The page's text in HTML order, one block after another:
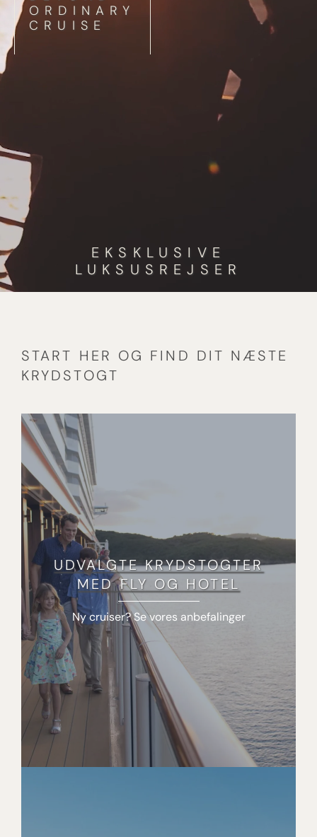
ORDINARY
CRUISE
EKSKLUSIVE
LUKSUSREJSER
START HER OG FIND DIT NÆSTE
KRYDSTOGT
UDVALGTE KRYDSTOGTER
MED FLY OG HOTEL
Ny cruiser? Se vores anbefalinger